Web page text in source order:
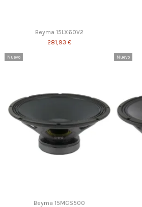
Beyma 15LX60V2
281,93 €
Nuevo
Beyma 15MCS500
Nuevo